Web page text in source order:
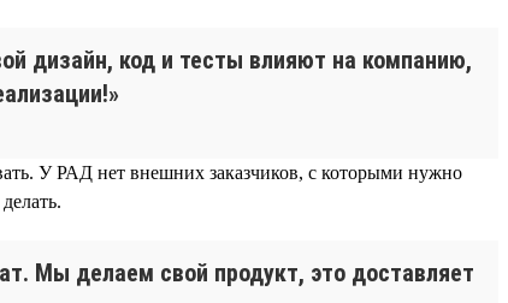
дизайн, код и тесты влияют на компанию,
У РАД нет внешних заказчиков, с которыми нужно
Мы делаем свой продукт, это доставляет